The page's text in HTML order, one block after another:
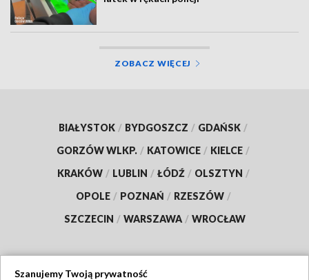
ZOBACZ WIĘCEJ
BIAŁYSTOK / BYDGOSZCZ / GDAŃSK /
GORZÓW WLKP. / KATOWICE / KIELCE /
KRAKÓW / LUBLIN / ŁÓDŹ / OLSZTYN /
OPOLE / POZNAŃ / RZESZÓW /
SZCZECIN / WARSZAWA / WROCŁAW
Szanujemy Twoją prywatność